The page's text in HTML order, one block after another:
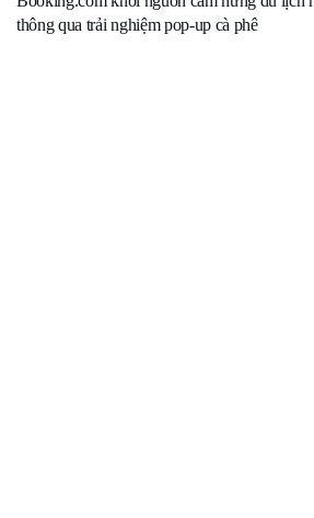
thông qua trải nghiệm pop-up cà phê